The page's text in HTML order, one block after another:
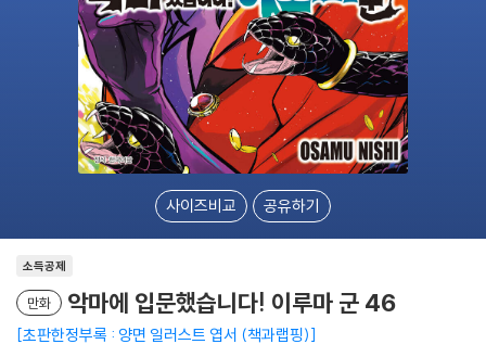
사이즈비교 공유하기
소득공제
만화 악마에 입문했습니다! 이루마 군 46
초판한정부록 : 양면 일러스트 엽서 (책과랩핑)